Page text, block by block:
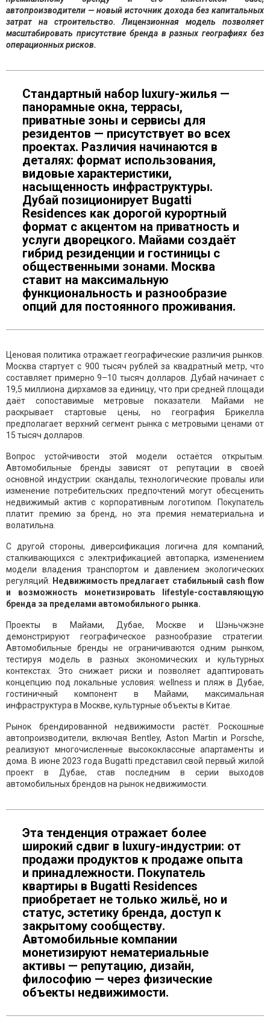
автопроизводители — новый источник дохода без капитальных
затрат на строительство. Лицензионная модель позволяет
масштабировать присутствие бренда в разных географиях без
операционных рисков.
Стандартный набор luxury-жилья —
панорамные окна, террасы,
приватные зоны и сервисы для
резидентов — присутствует во всех
проектах. Различия начинаются в
деталях: формат использования,
видовые характеристики,
насыщенность инфраструктуры.
Дубай позиционирует Bugatti
Residences как дорогой курортный
формат с акцентом на приватность и
услуги дворецкого. Майами создаёт
гибрид резиденции и гостиницы с
общественными зонами. Москва
ставит на максимальную
функциональность и разнообразие
опций для постоянного проживания.
Ценовая политика отражает географические различия рынков.
Москва стартует с 900 тысяч рублей за квадратный метр, что
составляет примерно 9–10 тысяч долларов. Дубай начинает с
19,5 миллиона дирхамов за единицу, что при средней площади
даёт сопоставимые метровые показатели. Майами не
раскрывает стартовые цены, но география Брикелла
предполагает верхний сегмент рынка с метровыми ценами от
15 тысяч долларов.
Вопрос устойчивости этой модели остаётся открытым.
Автомобильные бренды зависят от репутации в своей
основной индустрии: скандалы, технологические провалы или
изменение потребительских предпочтений могут обесценить
недвижимый актив с корпоративным логотипом. Покупатель
платит премию за бренд, но эта премия нематериальна и
волатильна.
С другой стороны, диверсификация логична для компаний,
сталкивающихся с электрификацией автопарка, изменением
модели владения транспортом и давлением экологических
регуляций.
Недвижимость предлагает стабильный cash flow
и возможность монетизировать lifestyle-составляющую
бренда за пределами автомобильного рынка.
Проекты в Майами, Дубае, Москве и Шэньчжэне
демонстрируют географическое разнообразие стратегии.
Автомобильные бренды не ограничиваются одним рынком,
тестируя модель в разных экономических и культурных
контекстах. Это снижает риски и позволяет адаптировать
концепцию под локальные условия: wellness и пляж в Дубае,
гостиничный компонент в Майами, максимальная
инфраструктура в Москве, культурные объекты в Китае.
Рынок брендированной недвижимости растёт. Роскошные
автопроизводители, включая Bentley, Aston Martin и Porsche,
реализуют многочисленные высококлассные апартаменты и
дома. В июне 2023 года Bugatti представил свой первый жилой
проект в Дубае, став последним в серии выходов
автомобильных брендов на рынок недвижимости.
Эта тенденция отражает более
широкий сдвиг в luxury-индустрии: от
продажи продуктов к продаже опыта
и принадлежности. Покупатель
квартиры в Bugatti Residences
приобретает не только жильё, но и
статус, эстетику бренда, доступ к
закрытому сообществу.
Автомобильные компании
монетизируют нематериальные
активы — репутацию, дизайн,
философию — через физические
объекты недвижимости.